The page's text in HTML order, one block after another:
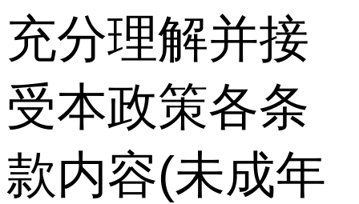
充分理解并接
受本政策各条
款内容(未成年